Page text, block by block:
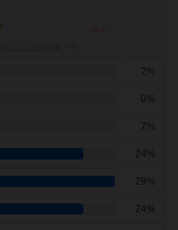
2%
0%
7%
24%
29%
24%